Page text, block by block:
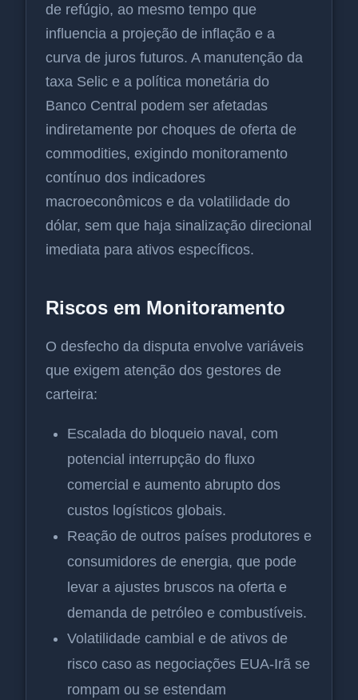
de refúgio, ao mesmo tempo que
influencia a projeção de inflação e a
curva de juros futuros. A manutenção da
taxa Selic e a política monetária do
Banco Central podem ser afetadas
indiretamente por choques de oferta de
commodities, exigindo monitoramento
contínuo dos indicadores
macroeconômicos e da volatilidade do
dólar, sem que haja sinalização direcional
imediata para ativos específicos.
Riscos em Monitoramento
O desfecho da disputa envolve variáveis
que exigem atenção dos gestores de
carteira:
Escalada do bloqueio naval, com
potencial interrupção do fluxo
comercial e aumento abrupto dos
custos logísticos globais.
Reação de outros países produtores e
consumidores de energia, que pode
levar a ajustes bruscos na oferta e
demanda de petróleo e combustíveis.
Volatilidade cambial e de ativos de
risco caso as negociações EUA-Irã se
rompam ou se estendam